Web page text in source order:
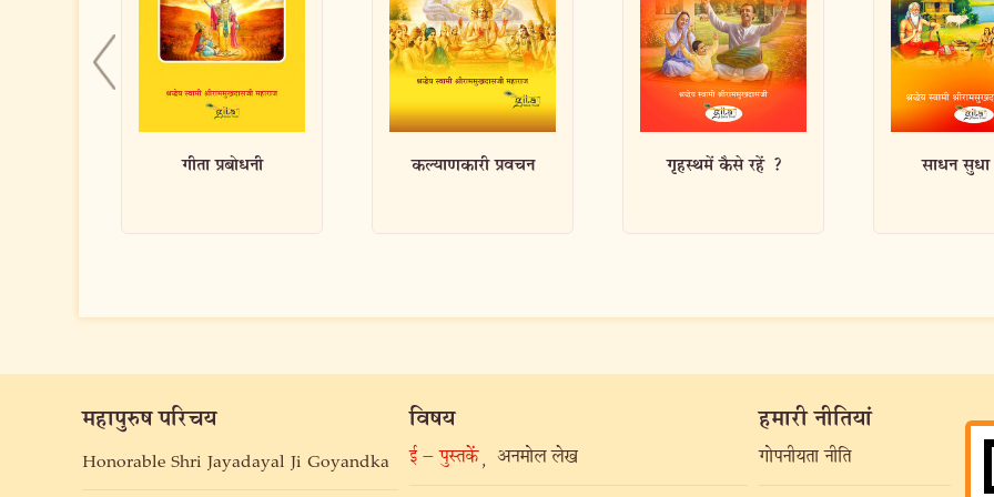
कल्याणकारी प्रवचन गृहस्थमें कैसे रहें ? साधन सुधा सिन्धु गीता ज्ञान
महापुरुष परिचय
Honorable Shri Jayadayal Ji Goyandka
विषय
ई – पुस्तकें , अनमोल लेख
हमारी नीतियां
गोपनीयता नीति